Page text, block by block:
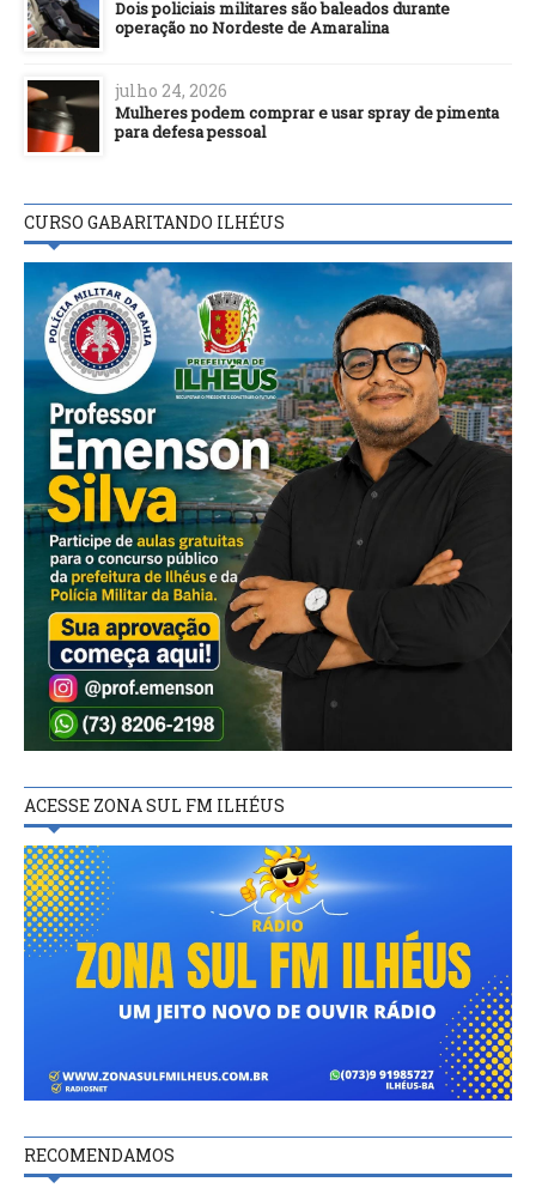
Dois policiais militares são baleados durante
operação no Nordeste de Amaralina
julho 24, 2026
Mulheres podem comprar e usar spray de pimenta
para defesa pessoal
CURSO GABARITANDO ILHÉUS
ACESSE ZONA SUL FM ILHÉUS
RECOMENDAMOS